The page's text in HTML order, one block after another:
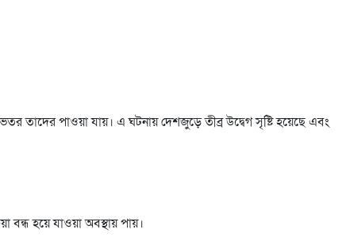
তাদের পাওয়া যায়। এ ঘটনায় দেশজুড়ে তীব্র উদ্বেগ সৃষ্টি হয়েছে এবং
বন্ধ হয়ে যাওয়া অবস্থায় পায়।